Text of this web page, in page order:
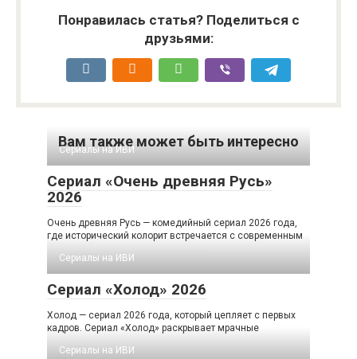
Понравилась статья? Поделиться с
друзьями:
Вам также может быть интересно
Сериалы на ИВИ
Сериал «Очень древняя Русь»
2026
Очень древняя Русь — комедийный сериал 2026 года,
где исторический колорит встречается с современным
Сериалы на ИВИ
Сериал «Холод» 2026
Холод — сериал 2026 года, который цепляет с первых
кадров. Сериал «Холод» раскрывает мрачные
Сериалы на ИВИ